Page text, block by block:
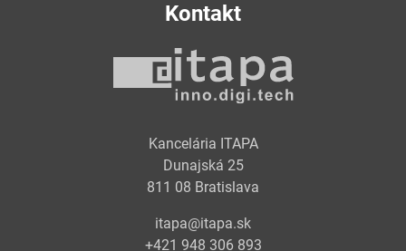
Kontakt
Kancelária ITAPA
Dunajská 25
811 08 Bratislava
itapa@itapa.sk
+421 948 306 893